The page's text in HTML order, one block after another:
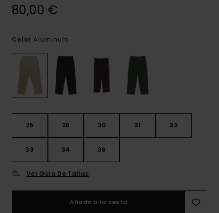
80,00 €
Color Aluminum
26 28 30 31 32
33 34 36
Ver Guía De Tallas
Añadir a la cesta